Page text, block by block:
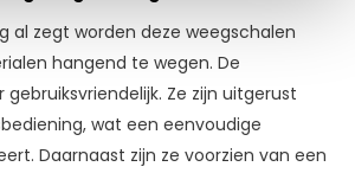
al zegt worden deze weegschalen
hangend te wegen. De
gebruiksvriendelijk. Ze zijn uitgerust
wat een eenvoudige
Daarnaast zijn ze voorzien van een